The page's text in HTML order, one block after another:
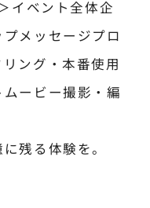
イベント全体企
メッセージプロ
ング・本番使用
ービー撮影・編
残る体験を。